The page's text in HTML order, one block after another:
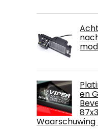
en
Waarschuwing